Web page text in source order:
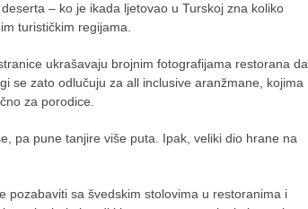
– ko je ikada ljetovao u Turskoj zna koliko
turističkim regijama.
ukrašavaju brojnim fotografijama restorana da
se zato odlučuju za all inclusive aranžmane, kojima
za porodice.
pa pune tanjire više puta. Ipak, veliki dio hrane na
pozabaviti sa švedskim stolovima u restoranima i